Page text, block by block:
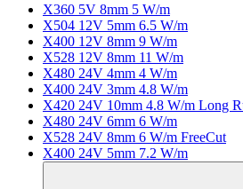
X360 5V 8mm 5 W/m
X504 12V 5mm 6.5 W/m
X400 12V 8mm 9 W/m
X528 12V 8mm 11 W/m
X480 24V 4mm 4 W/m
X400 24V 3mm 4.8 W/m
X420 24V 10mm 4.8 W/m Long
X480 24V 6mm 6 W/m
X528 24V 8mm 6 W/m FreeCut
X400 24V 5mm 7.2 W/m